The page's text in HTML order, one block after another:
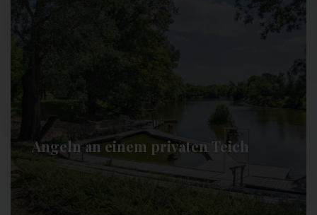
Angeln an einem privaten Teich